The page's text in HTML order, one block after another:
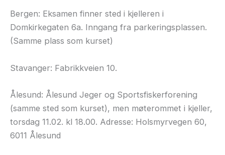
Bergen: Eksamen finner sted i kjelleren i
Domkirkegaten 6a. Inngang fra parkeringsplassen.
(Samme plass som kurset)
Stavanger: Fabrikkveien 10.
Ålesund: Ålesund Jeger og Sportsfiskerforening
(samme sted som kurset), men møterommet i kjeller,
torsdag 11.02. kl 18.00. Adresse: Holsmyrvegen 60,
6011 Ålesund